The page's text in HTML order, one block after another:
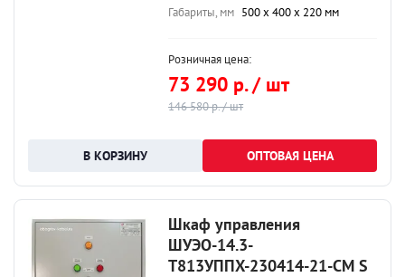
Габариты, мм 500 х 400 х 220 мм
Розничная цена:
73 290 р. / шт
146 580 р. / шт
ОПТОВАЯ ЦЕНА
Шкаф управления
ШУЭО-14.3-
Т813УППХ-230414-21-СМ S